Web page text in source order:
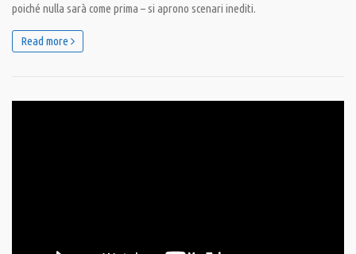
poiché nulla sarà come prima – si aprono scenari inediti.
Read more